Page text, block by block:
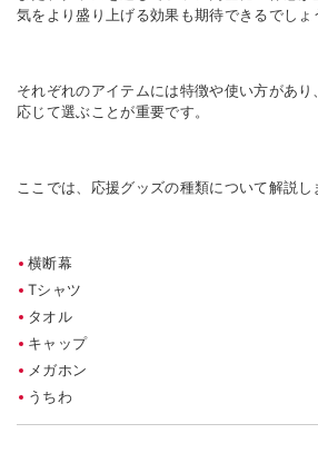
気をより盛り上げる効果も期待できるでしょ
それぞれのアイテムには特徴や使い方があ
応じて選ぶことが重要です。
ここでは、応援グッズの種類について解説し
横断幕
Tシャツ
タオル
キャップ
メガホン
うちわ